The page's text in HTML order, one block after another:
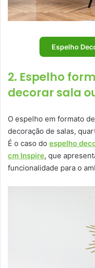
Espelho
2. Espelho
decorar sala
O espelho em formato
decoração de salas,
É o caso do espelho
cm Inspire, que
funcionalidade para o